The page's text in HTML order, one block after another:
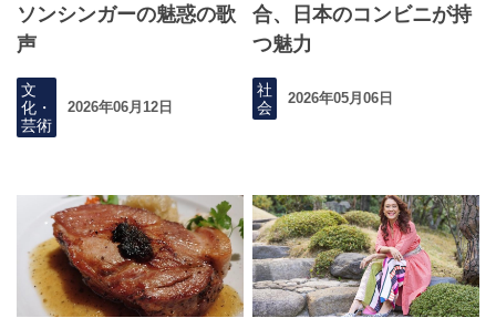
ソンシンガーの魅惑の歌
声
文
化・
芸術
2026年06月12日
合、日本のコンビニが持
つ魅力
社
会
2026年05月06日